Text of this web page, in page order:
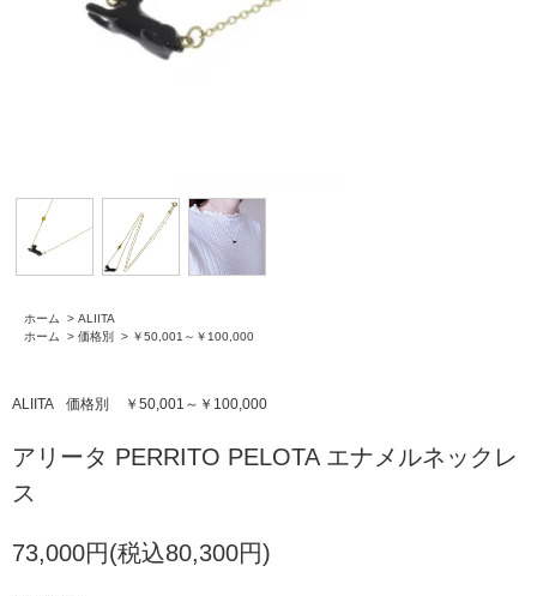
ホーム > ALIITA
ホーム
> 価格別 > ￥50,001～￥100,000
ALIITA 価格別 ￥50,001～￥100,000
アリータ PERRITO PELOTA エナメルネックレ
ス
73,000円(税込80,300円)